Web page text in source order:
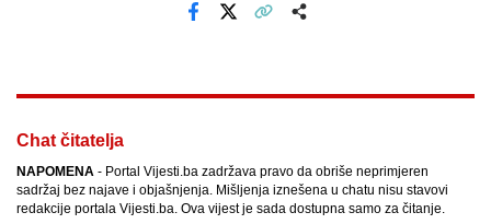
Chat čitatelja
NAPOMENA - Portal Vijesti.ba zadržava pravo da obriše neprimjeren
sadržaj bez najave i objašnjenja. Mišljenja iznešena u chatu nisu stavovi
redakcije portala Vijesti.ba. Ova vijest je sada dostupna samo za čitanje.